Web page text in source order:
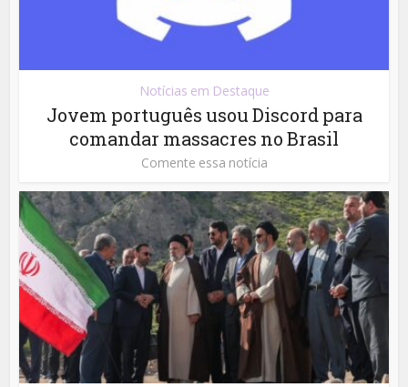
Notícias em Destaque
Jovem português usou Discord para
comandar massacres no Brasil
Comente essa notícia